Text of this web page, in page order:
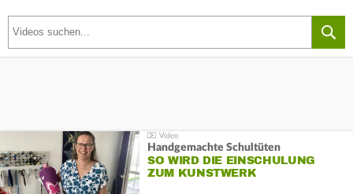
Handgemachte Schultüten
SO WIRD DIE EINSCHULUNG
ZUM KUNSTWERK